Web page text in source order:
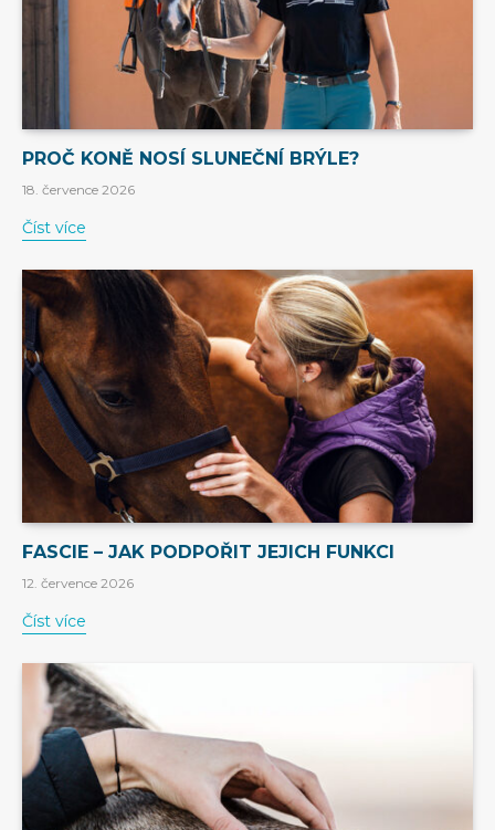
PROČ KONĚ NOSÍ SLUNEČNÍ BRÝLE?
18. července 2026
Číst více
FASCIE – JAK PODPOŘIT JEJICH FUNKCI
12. července 2026
Číst více